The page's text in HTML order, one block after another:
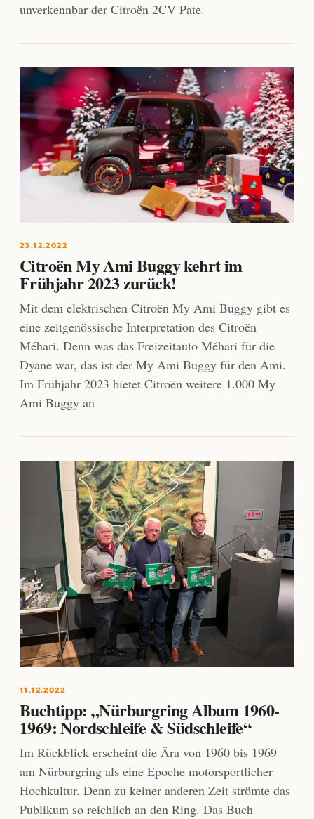
unverkennbar der Citroën 2CV Pate.
23.12.2022
Citroën My Ami Buggy kehrt im
Frühjahr 2023 zurück!
Mit dem elektrischen Citroën My Ami Buggy gibt es
eine zeitgenössische Interpretation des Citroën
Méhari. Denn was das Freizeitauto Méhari für die
Dyane war, das ist der My Ami Buggy für den Ami.
Im Frühjahr 2023 bietet Citroën weitere 1.000 My
Ami Buggy an
11.12.2022
Buchtipp: „Nürburgring Album 1960-
1969: Nordschleife & Südschleife“
Im Rückblick erscheint die Ära von 1960 bis 1969
am Nürburgring als eine Epoche motorsportlicher
Hochkultur. Denn zu keiner anderen Zeit strömte das
Publikum so reichlich an den Ring. Das Buch